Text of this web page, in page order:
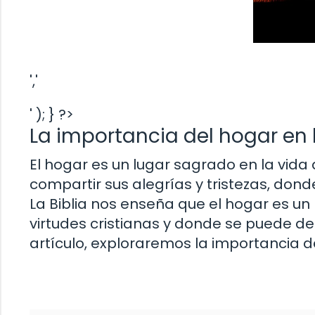
','
' ); } ?>
La importancia del hogar
El hogar es un lugar sagrado en la
compartir sus alegrías y tristezas,
La Biblia nos enseña que el hogar es
virtudes cristianas y donde se puede
artículo, exploraremos la importancia